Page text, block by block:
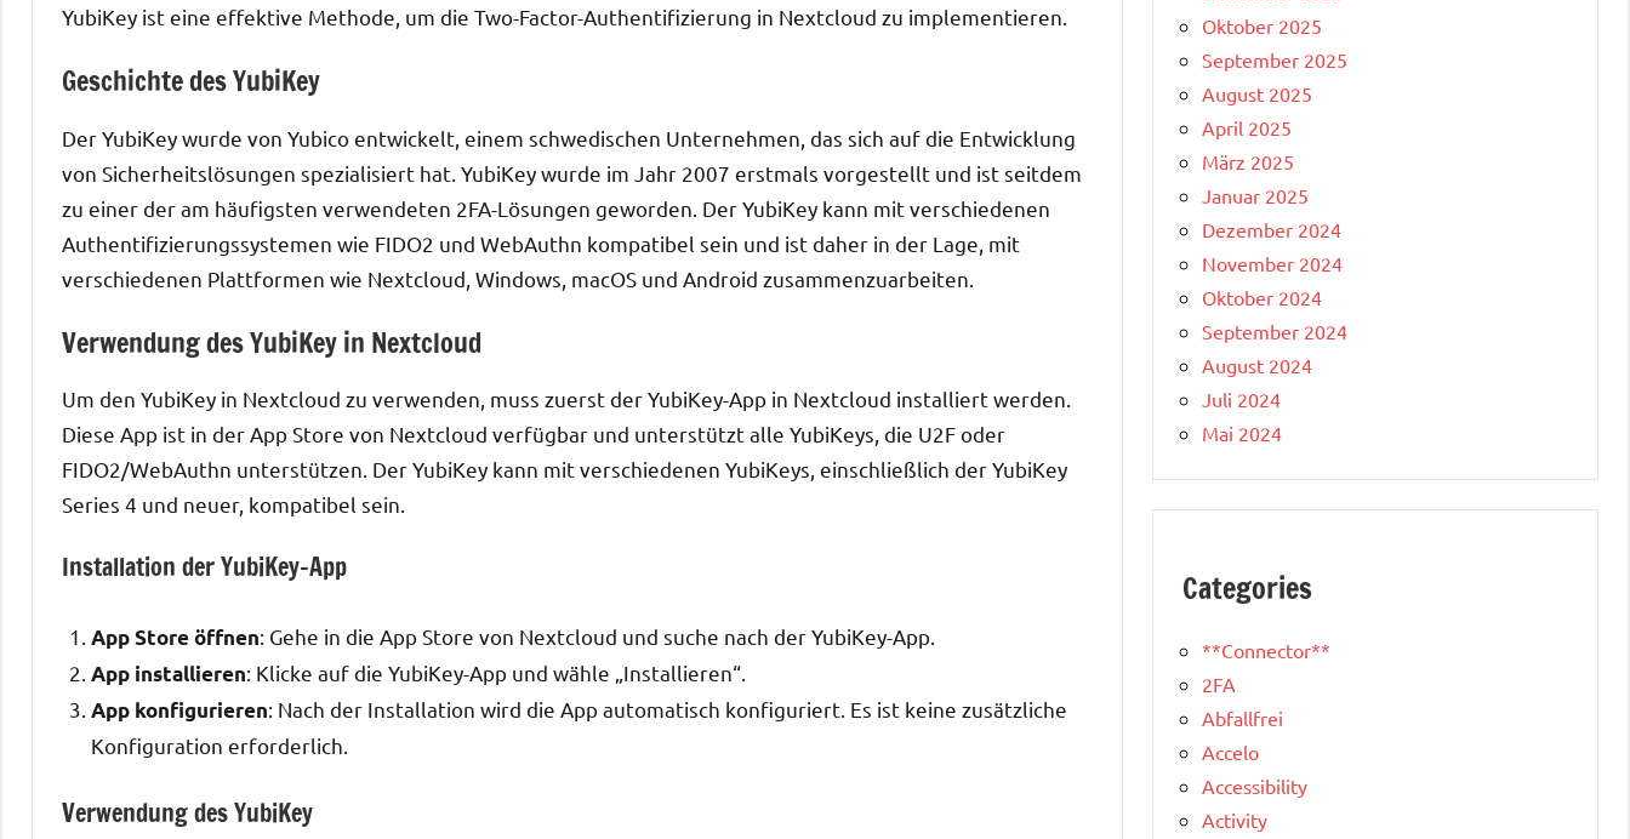
YubiKey ist eine effektive Methode, um die Two-Factor-Authentifizierung in Nextcloud zu implementieren.
Geschichte des YubiKey
Der YubiKey wurde von Yubico entwickelt, einem schwedischen Unternehmen, das sich auf die Entwicklung
von Sicherheitslösungen spezialisiert hat. YubiKey wurde im Jahr 2007 erstmals vorgestellt und ist seitdem
zu einer der am häufigsten verwendeten 2FA-Lösungen geworden. Der YubiKey kann mit verschiedenen
Authentifizierungssystemen wie FIDO2 und WebAuthn kompatibel sein und ist daher in der Lage, mit
verschiedenen Plattformen wie Nextcloud, Windows, macOS und Android zusammenzuarbeiten.
Verwendung des YubiKey in Nextcloud
Um den YubiKey in Nextcloud zu verwenden, muss zuerst der YubiKey-App in Nextcloud installiert werden.
Diese App ist in der App Store von Nextcloud verfügbar und unterstützt alle YubiKeys, die U2F oder
FIDO2/WebAuthn unterstützen. Der YubiKey kann mit verschiedenen YubiKeys, einschließlich der YubiKey
Series 4 und neuer, kompatibel sein.
Installation der YubiKey-App
App Store öffnen: Gehe in die App Store von Nextcloud und suche nach der YubiKey-App.
App installieren: Klicke auf die YubiKey-App und wähle „Installieren“.
App konfigurieren: Nach der Installation wird die App automatisch konfiguriert. Es ist keine zusätzliche
Konfiguration erforderlich.
Verwendung des YubiKey
Oktober 2025
September 2025
August 2025
April 2025
März 2025
Januar 2025
Dezember 2024
November 2024
Oktober 2024
September 2024
August 2024
Juli 2024
Mai 2024
Categories
**Connector**
2FA
Abfallfrei
Accelo
Accessibility
Activity